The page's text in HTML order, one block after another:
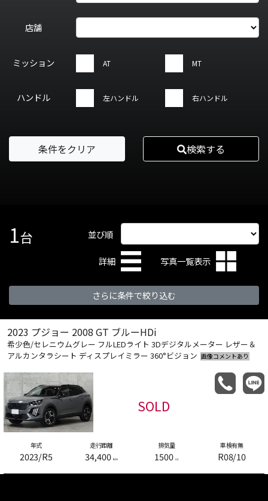
店舗
ミッション AT MT
ハンドル 左ハンドル 右ハンドル
条件をクリア 検索する
1台 並び順
詳細 写真一覧表示
さらに条件で絞り込む
2023 プジョー 2008 GT ブルーHDi
希少色/セレニウムグレー フルLEDライト 3Dデジタルメーター レザー＆
アルカンタラシート ディスプレイミラー 360°ビジョン 画像コメントあり
SOLD
年式
2023/R5
走行距離
34,400 km
排気量
1500 cc
車検有無
R08/10